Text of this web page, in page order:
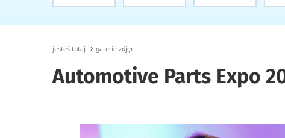
jesteś tutaj galerie zdjęć
Automotive Parts Expo